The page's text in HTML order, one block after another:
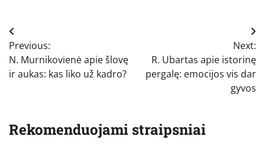
Navigacija
tarp
įrašų
Previous:
N. Murnikovienė apie šlovę
ir aukas: kas liko už kadro?
Next:
R. Ubartas apie istorinę
pergalę: emocijos vis dar
gyvos
Rekomenduojami straipsniai